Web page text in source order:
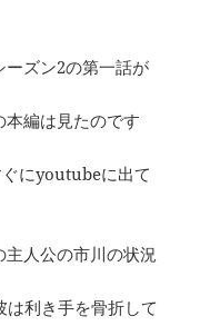
ズン2の第一話が
編は見たのです
ぐにyoutubeに出て
人公の市川の状況
利き手を骨折して